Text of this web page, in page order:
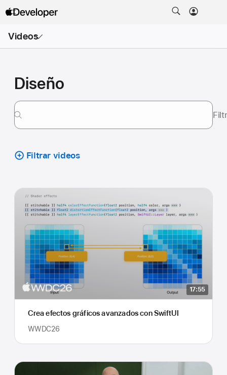
Videos
menú
Diseño
Filtrar videos
17:55
Crea efectos gráficos avanzados con SwiftUI
WWDC26